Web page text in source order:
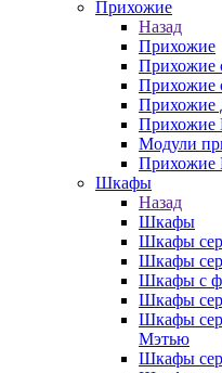
Прихожие
Назад
Прихожие
Прихожие
Прихожие
Прихожие
Прихожие
Модули
Шкафы
Назад
Шкафы
Шкафы
Шкафы
Шкафы с
Шкафы
Шкафы
Мэтью
Шкафы